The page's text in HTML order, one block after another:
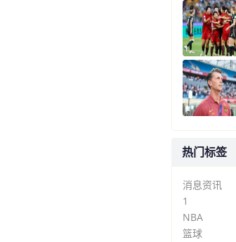
热门标签
消息资讯
1
NBA
篮球